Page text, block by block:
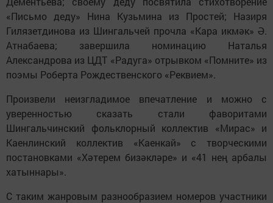
«Письмо деду» Нина Кузьмина из Простей; Назиря
Гилязетдинова из Шингальчей прочла «Кара икмәк» Ә.
Атнабаева; завершила номинацию Наталья
Александрова из ЦДТ «Радуга» отрывком «Помните» из
поэмы Роберта Рождественского «Реквием».
Произвели неизгладимое впечатление и можно с
уверенностью сказать стали фаворитами
Шингальчинский фольклорный коллектив «Мирас» и
Каенлинский коллектив «Каенкай» с творческими
постановками «Хәтерем бизәкләре» и «41 нең арбалы
хатыннары».
С таким жанровым разнообразием номеров участники